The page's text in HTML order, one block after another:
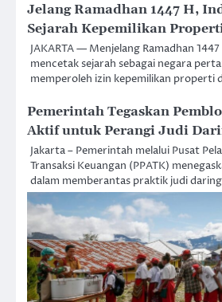
Jelang Ramadhan 1447 H,
Sejarah Kepemilikan
JAKARTA — Menjelang Ramadhan
mencetak sejarah sebagai negara
memperoleh izin kepemilikan properti
Pemerintah Tegaskan
Aktif untuk Perangi Judi
Jakarta – Pemerintah melalui Pusat
Transaksi Keuangan (PPATK)
dalam memberantas praktik judi